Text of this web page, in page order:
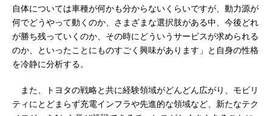
自体については車種が何かも分からないくらいですが、動力源が
何でどうやって動くのか、さまざまな選択肢がある中、今後どれ
が勝ち残っていくのか、その時にどういうサービスが求められる
のか、といったことにものすごく興味があります」と自身の性格
を冷静に分析する。
また、トヨタの戦略と共に経験領域がどんどん広がり、モビリ
ティにとどまらず充電インフラや先進的な領域など、新たなテク